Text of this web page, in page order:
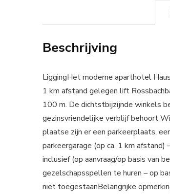
Beschrijving
LiggingHet moderne aparthotel
1 km afstand gelegen lift
100 m. De dichtstbijzijnde winkels
gezinsvriendelijke verblijf behoort
plaatse zijn er een parkeerplaats,
parkeergarage (op ca. 1 km afstand)
inclusief (op aanvraag/op basis van
gezelschapsspellen te huren – op
niet toegestaanBelangrijke